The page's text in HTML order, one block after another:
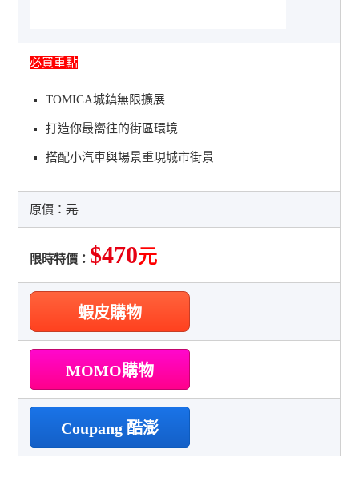
必買重點
TOMICA城鎮無限擴展
打造你最嚮往的街區環境
搭配小汽車與場景重現城市街景
原價：元
限時特價： $470元
蝦皮購物
MOMO購物
Coupang 酷澎